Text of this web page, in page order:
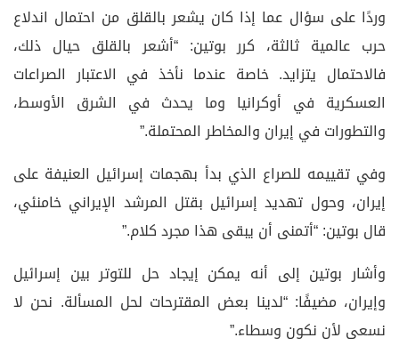
وردًا على سؤال عما إذا كان يشعر بالقلق من احتمال اندلاع
حرب عالمية ثالثة، كرر بوتين: “أشعر بالقلق حيال ذلك،
فالاحتمال يتزايد. خاصة عندما نأخذ في الاعتبار الصراعات
العسكرية في أوكرانيا وما يحدث في الشرق الأوسط،
والتطورات في إيران والمخاطر المحتملة.”
وفي تقييمه للصراع الذي بدأ بهجمات إسرائيل العنيفة على
إيران، وحول تهديد إسرائيل بقتل المرشد الإيراني خامنئي،
قال بوتين: “أتمنى أن يبقى هذا مجرد كلام.”
وأشار بوتين إلى أنه يمكن إيجاد حل للتوتر بين إسرائيل
وإيران، مضيفًا: “لدينا بعض المقترحات لحل المسألة. نحن لا
نسعى لأن نكون وسطاء.”